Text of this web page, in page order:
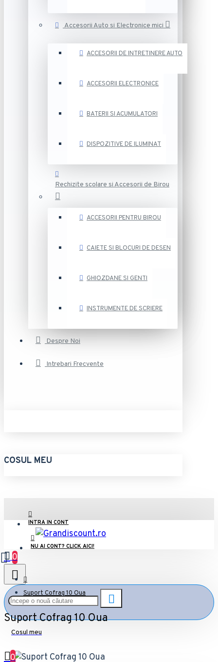
Accesorii Auto si Electronice mici
ACCESORII DE INTRETINERE AUTO
ACCESORII ELECTRONICE
BATERII SI ACUMULATORI
DISPOZITIVE DE ILUMINAT
Rechizite scolare si Accesorii de Birou
ACCESORII PENTRU BIROU
CAIETE SI BLOCURI DE DESEN
GHIOZDANE SI GENTI
INSTRUMENTE DE SCRIERE
Despre Noi
Intrebari Frecvente
COSUL MEU
INTRA IN CONT
NU AI CONT? CLICK AICI!
0
Cosul meu
0
Suport Cofrag 10 Oua
Suport Cofrag 10 Oua